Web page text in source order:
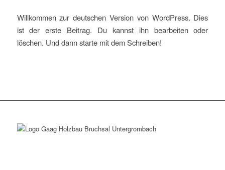
Willkommen zur deutschen Version von WordPress. Dies
ist der erste Beitrag. Du kannst ihn bearbeiten oder
löschen. Und dann starte mit dem Schreiben!